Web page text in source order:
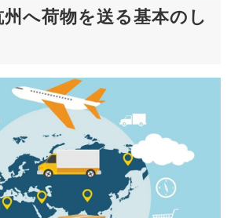
へ荷物を送る基本のし